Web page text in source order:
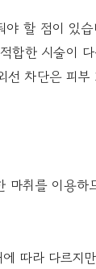
야 할 점이 있
합한 시술이
차단은 피
마취를 이용
따라 다르지